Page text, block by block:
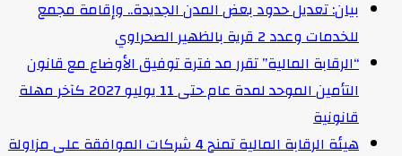
بيان: تعديل حدود بعض المدن الجديدة.. وإقامة مجمع
للخدمات وعدد 2 قرية بالظهير الصحراوي
“الرقابة المالية” تقرر مد فترة توفيق الأوضاع مع قانون
التأمين الموحد لمدة عام حتى 11 يوليو 2027 كآخر مهلة
قانونية
هيئة الرقابة المالية تمنح 4 شركات الموافقة على مزاولة